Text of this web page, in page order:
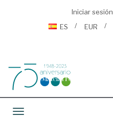
Iniciar sesión
ES
EUR
Toggle navigation